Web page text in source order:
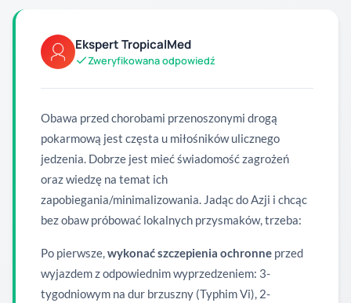
Ekspert TropicalMed
Zweryfikowana odpowiedź
Obawa przed chorobami przenoszonymi drogą
pokarmową jest częsta u miłośników ulicznego
jedzenia. Dobrze jest mieć świadomość zagrożeń
oraz wiedzę na temat ich
zapobiegania/minimalizowania. Jadąc do Azji i chcąc
bez obaw próbować lokalnych przysmaków, trzeba:
Po pierwsze,wykonać szczepienia ochronne przed
wyjazdem z odpowiednim wyprzedzeniem: 3-
tygodniowym na dur brzuszny (Typhim Vi), 2-